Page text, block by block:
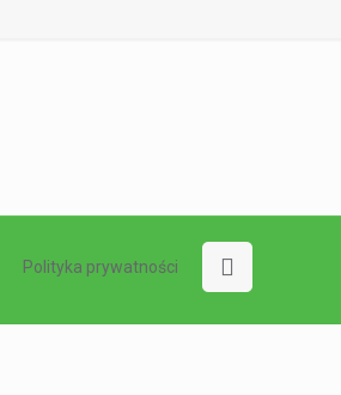
Polityka prywatności